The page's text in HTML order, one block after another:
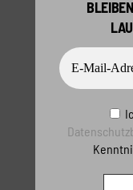
“Unser
sagt
Session
digitalen
SXSW in